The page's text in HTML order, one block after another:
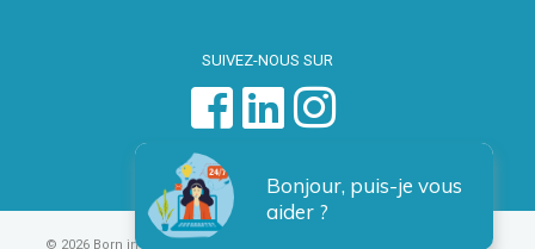
SUIVEZ-NOUS SUR
Bonjour, puis-je vous
aider ?
© 2026 Born in Brussels